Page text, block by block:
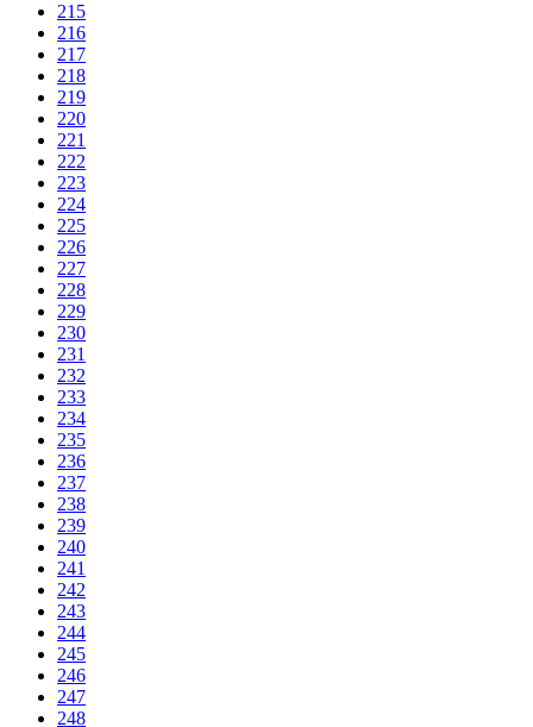
215
216
217
218
219
220
221
222
223
224
225
226
227
228
229
230
231
232
233
234
235
236
237
238
239
240
241
242
243
244
245
246
247
248